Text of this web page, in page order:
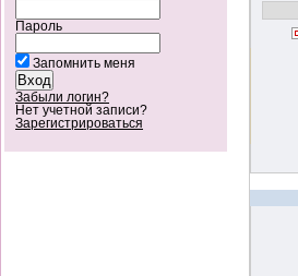
Пароль
Запомнить меня
Забыли логин?
Нет учетной записи?
Зарегистрироваться